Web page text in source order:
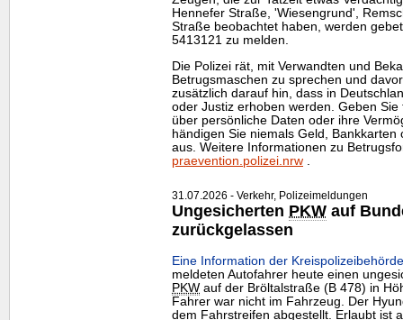
Hennefer Straße, 'Wiesengrund',
Straße beobachtet haben, werden
5413121 zu melden.
Die Polizei rät, mit Verwandten und
Betrugsmaschen zu sprechen und
zusätzlich darauf hin, dass in
oder Justiz erhoben werden. Geben
über persönliche Daten oder ihre
händigen Sie niemals Geld,
aus. Weitere Informationen zu
praevention.polizei.nrw .
31.07.2026 - Verkehr, Polizeimeldungen
Ungesicherten PKW auf
zurückgelassen
Eine Information der
meldeten Autofahrer heute einen
PKW auf der Bröltalstraße (B 478) in
Fahrer war nicht im Fahrzeug. Der
dem Fahrstreifen abgestellt. Erlaubt ist